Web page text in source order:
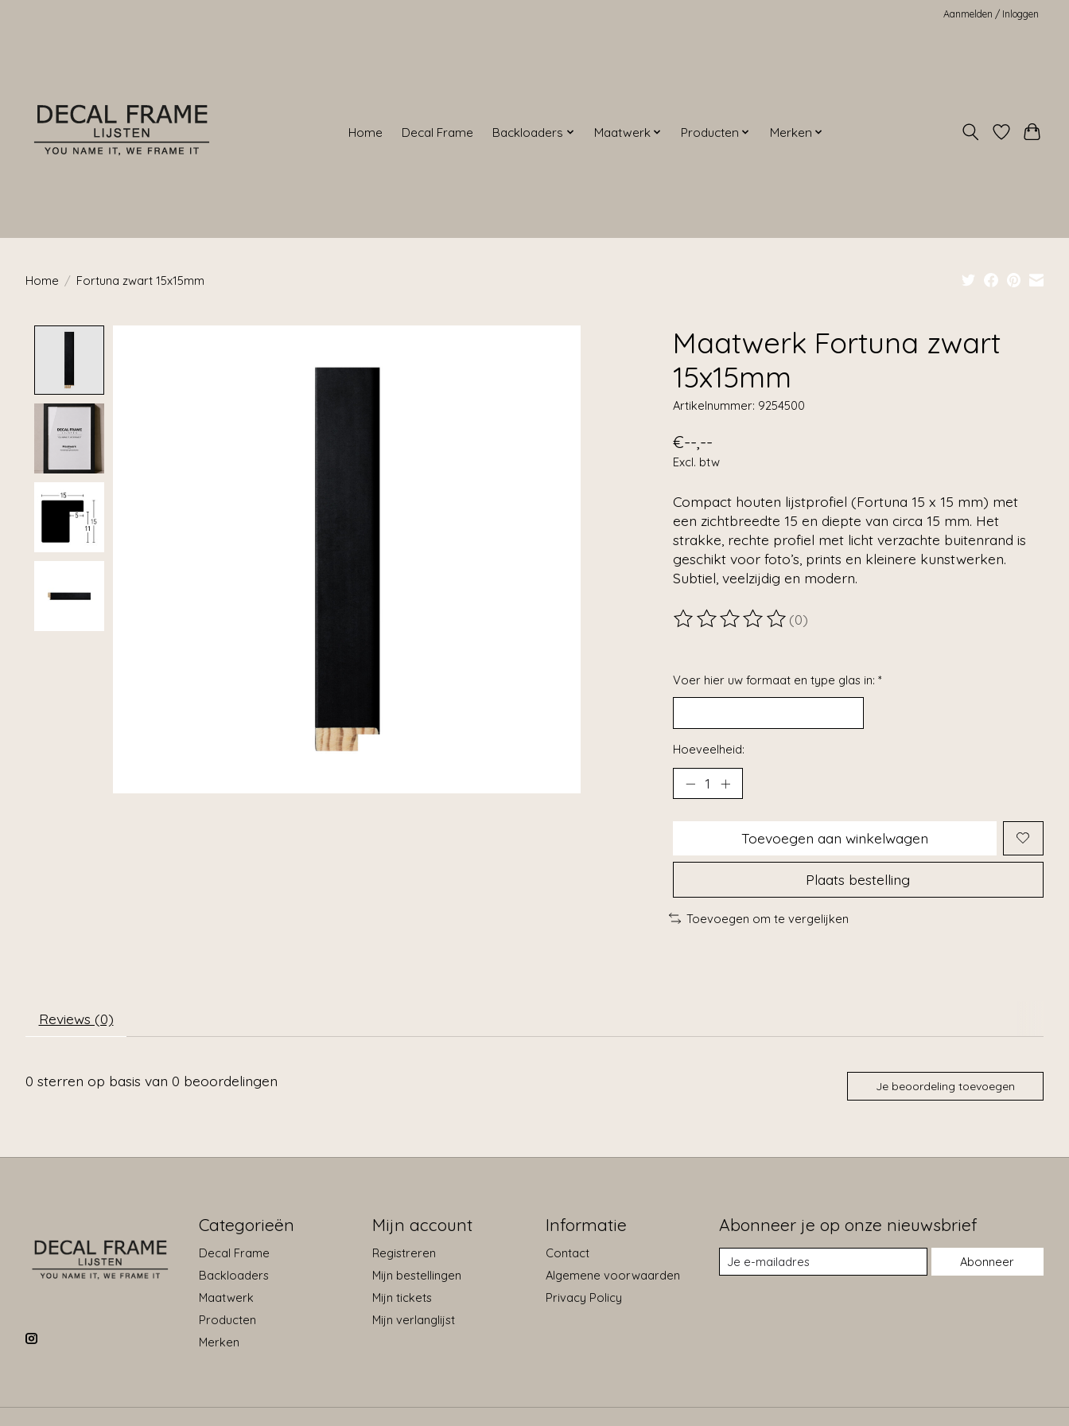
Aanmelden / Inloggen
Home Decal Frame Backloaders Maatwerk Producten Merken
Home / Fortuna zwart 15x15mm
Maatwerk Fortuna zwart
15x15mm
Artikelnummer: 9254500
€--,--
Excl. btw
Compact houten lijstprofiel (Fortuna 15 x 15 mm) met
een zichtbreedte 15 en diepte van circa 15 mm. Het
strakke, rechte profiel met licht verzachte buitenrand is
geschikt voor foto’s, prints en kleinere kunstwerken.
Subtiel, veelzijdig en modern.
De beoordeling van dit product is
(0)
Voer hier uw formaat en type glas in: *
Hoeveelheid:
Toevoegen aan winkelwagen
Plaats bestelling
Toevoegen om te vergelijken
Reviews (0)
0 sterren op basis van 0 beoordelingen Je beoordeling toevoegen
Categorieën
Decal Frame
Backloaders
Maatwerk
Producten
Merken
Mijn account
Registreren
Mijn bestellingen
Mijn tickets
Mijn verlanglijst
Informatie
Contact
Algemene voorwaarden
Privacy Policy
Abonneer je op onze nieuwsbrief
Abonneer